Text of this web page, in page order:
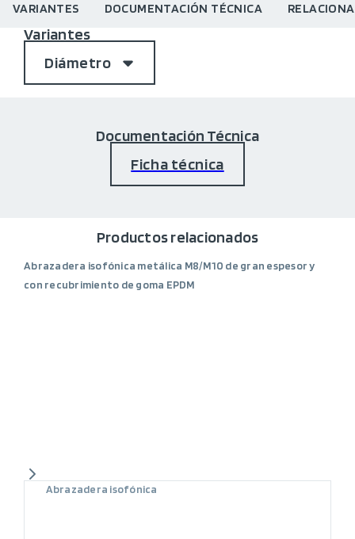
VARIANTES DOCUMENTACIÓN TÉCNICA
Variantes
Diámetro
Documentación Técnica
Ficha técnica
Productos relacionados
Abrazadera isofónica metálica M8/M10 de gran espesor y
con recubrimiento de goma EPDM
Abrazadera isofónica